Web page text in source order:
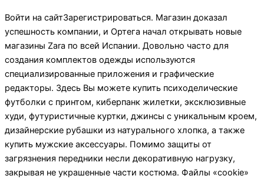
Войти на сайтЗарегистрироваться. Магазин доказал
успешность компании, и Ортега начал открывать новые
магазины Zara по всей Испании. Довольно часто для
создания комплектов одежды используются
специализированные приложения и графические
редакторы. Здесь Вы можете купить психоделические
футболки с принтом, киберпанк жилетки, эксклюзивные
худи, футуристичные куртки, джинсы с уникальным кроем,
дизайнерские рубашки из натурального хлопка, а также
купить мужские аксессуары. Помимо защиты от
загрязнения передники несли декоративную нагрузку,
закрывая не украшенные части костюма. Файлы «cookie»